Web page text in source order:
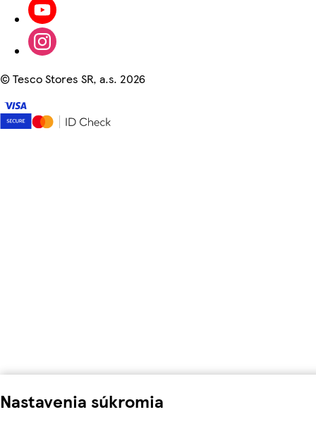
Nastavenia súkromia
©Tesco Stores SR, a.s. 2026